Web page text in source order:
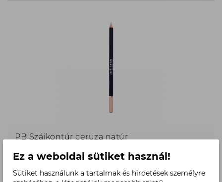
PB Szájkontúr ceruza natúr
Termék
ár:
KOSÁRBA
Ez a weboldal sütiket használ!
Sütiket használunk a tartalmak és hirdetések személyre